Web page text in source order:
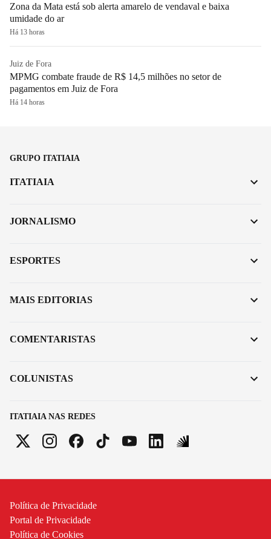
Zona da Mata está sob alerta amarelo de vendaval e baixa
umidade do ar
Há 13 horas
Juiz de Fora
MPMG combate fraude de R$ 14,5 milhões no setor de
pagamentos em Juiz de Fora
Há 14 horas
GRUPO ITATIAIA
ITATIAIA NAS REDES
ITATIAIA
JORNALISMO
ESPORTES
MAIS EDITORIAS
COMENTARISTAS
COLUNISTAS
Política de Privacidade
Portal de Privacidade
Política de Cookies